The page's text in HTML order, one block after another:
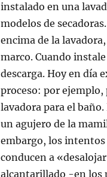
instalado en una
modelos de
encima de la
marco. Cuando
descarga. Hoy en día
proceso: por ejemplo,
lavadora para el
un agujero de la
embargo, los intentos
conducen a
alcantarillado -en los